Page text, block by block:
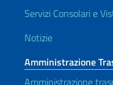
Servizi Consolari e
Notizie
Amministrazione
Amministrazione